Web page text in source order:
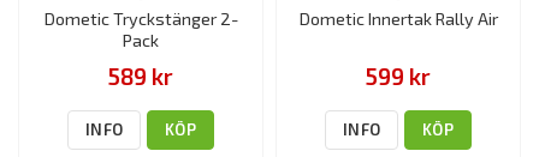
Dometic Tryckstänger 2-
Pack
589 kr
INFO KÖP
Dometic Innertak Rally Air
599 kr
INFO KÖP